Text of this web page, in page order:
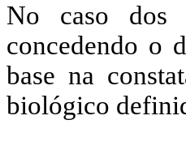
No caso dos
concedendo o
base na
biológico